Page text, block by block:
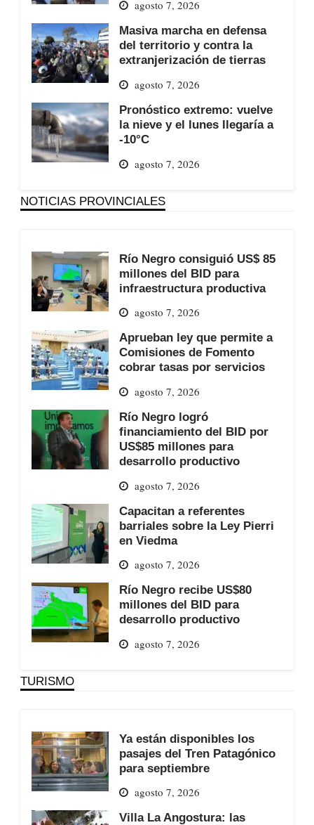
agosto 7, 2026
Masiva marcha en defensa
del territorio y contra la
extranjerización de tierras
agosto 7, 2026
Pronóstico extremo: vuelve
la nieve y el lunes llegaría a
-10°C
agosto 7, 2026
NOTICIAS PROVINCIALES
Río Negro consiguió US$ 85
millones del BID para
infraestructura productiva
agosto 7, 2026
Aprueban ley que permite a
Comisiones de Fomento
cobrar tasas por servicios
agosto 7, 2026
Río Negro logró
financiamiento del BID por
US$85 millones para
desarrollo productivo
agosto 7, 2026
Capacitan a referentes
barriales sobre la Ley Pierri
en Viedma
agosto 7, 2026
Río Negro recibe US$80
millones del BID para
desarrollo productivo
agosto 7, 2026
TURISMO
Ya están disponibles los
pasajes del Tren Patagónico
para septiembre
agosto 7, 2026
Villa La Angostura: las